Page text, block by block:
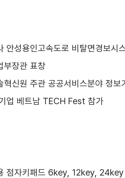
안성용인고속도로 비탈면경보시
부장관 표창
혁신원 주관 공공서비스분야 정보
업 베트남 TECH Fest 참가
점자키패드 6key, 12key, 24key